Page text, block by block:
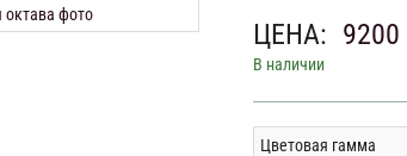
ЦЕНА: 9200
В наличии
Цветовая гамма